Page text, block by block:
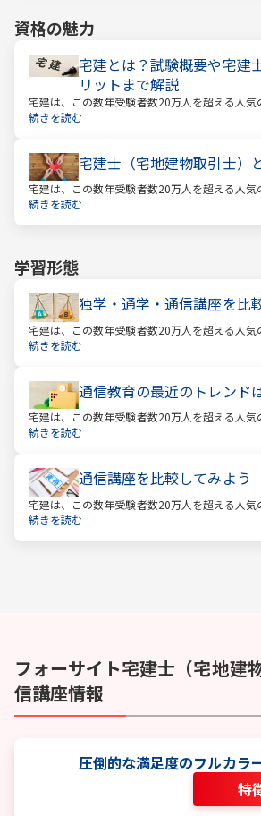
資格の魅力
宅建とは？試験概要や宅建
リットまで解説
宅建は、この数年受験者数20万人を超える人気
産業に携わる人をはじめ、他業種、学生、主婦
続きを読む
宅建士（宅地建物取引士）
宅建は、この数年受験者数20万人を超える人気
産業に携わる人をはじめ、他業種、学生、主婦
続きを読む
学習形態
独学・通学・通信講座を比
宅建は、この数年受験者数20万人を超える人気
産業に携わる人をはじめ、他業種、学生、主婦
続きを読む
通信教育の最近のトレンド
宅建は、この数年受験者数20万人を超える人気
産業に携わる人をはじめ、他業種、学生、主婦
続きを読む
通信講座を比較してみよう
宅建は、この数年受験者数20万人を超える人気
産業に携わる人をはじめ、他業種、学生、主婦
続きを読む
フォーサイト宅建士（宅地建
信講座情報
圧倒的な満足度のフルカラ
特